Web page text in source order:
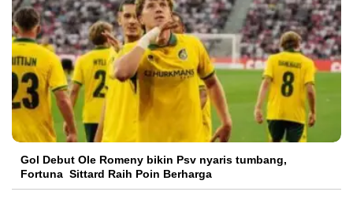
Gol Debut Ole Romeny bikin Psv nyaris tumbang,
Fortuna Sittard Raih Poin Berharga